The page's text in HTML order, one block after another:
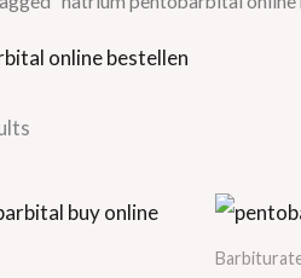
online bestellen